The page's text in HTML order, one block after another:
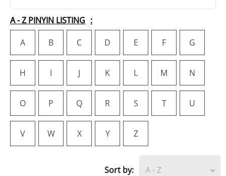
A - Z PINYIN LISTING
A
B C D E F G
H I J K L M N
O P Q R S T U
V W X Y Z
Sort by: A - Z